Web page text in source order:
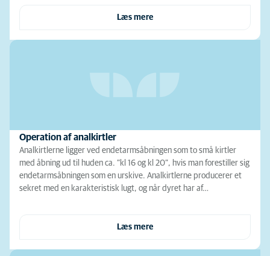
Læs mere
Operation af analkirtler
Analkirtlerne ligger ved endetarmsåbningen som to små kirtler
med åbning ud til huden ca. ”kl 16 og kl 20”, hvis man forestiller sig
endetarmsåbningen som en urskive. Analkirtlerne producerer et
sekret med en karakteristisk lugt, og når dyret har af…
Læs mere